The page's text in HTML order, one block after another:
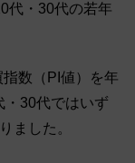
代・30代の若年
数（PI値）を年
・30代ではいず
ました。